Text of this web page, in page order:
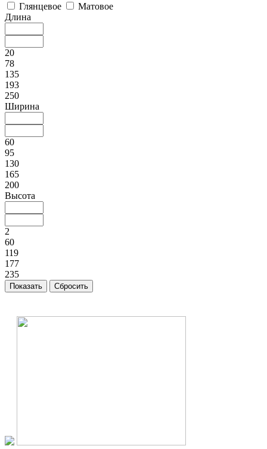
Глянцевое
Матовое
Длина
20
78
135
193
250
Ширина
60
95
130
165
200
Высота
2
60
119
177
235